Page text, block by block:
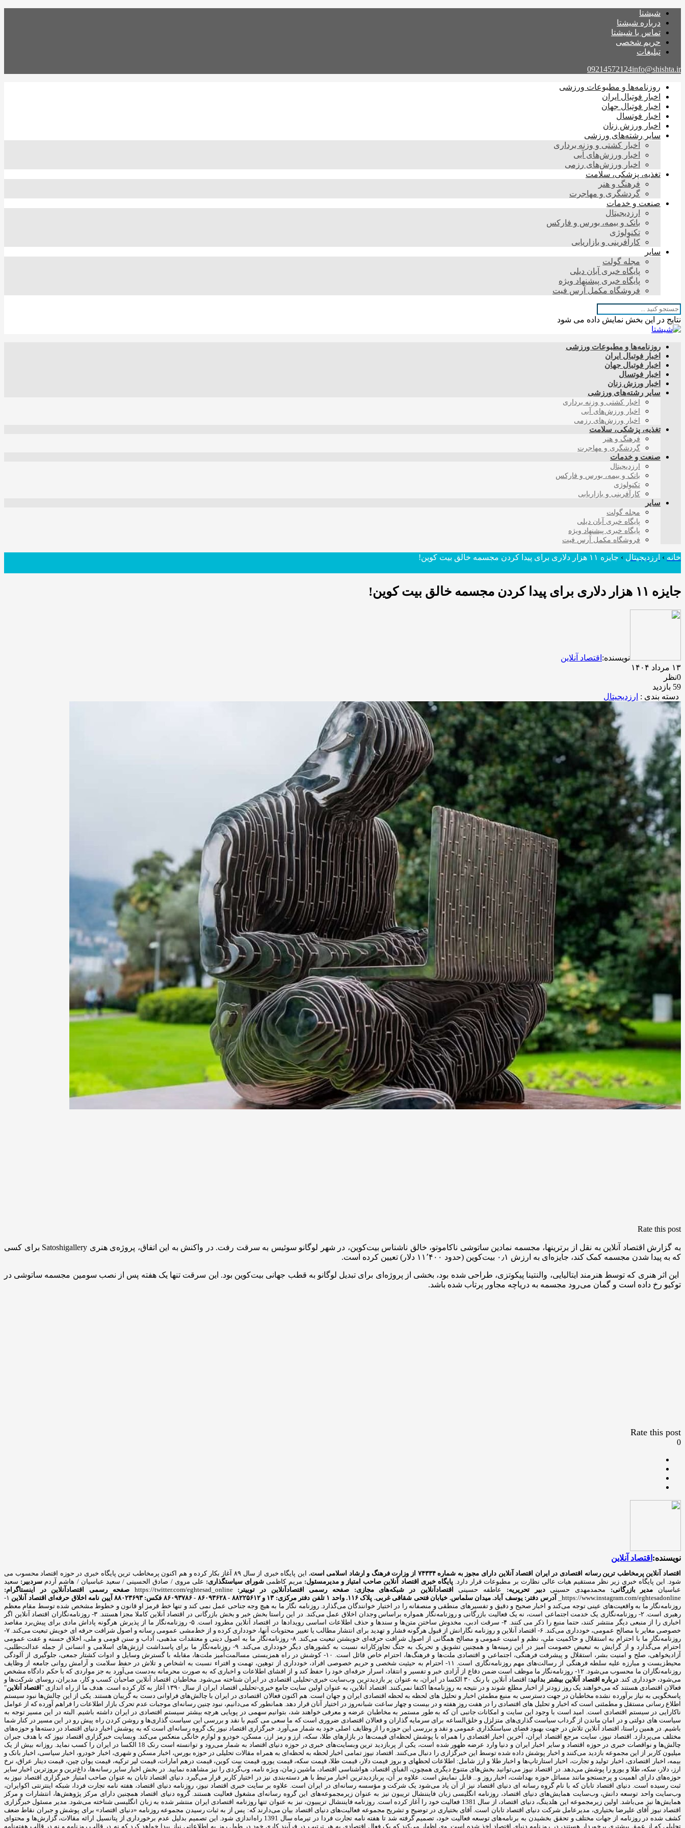
شیشتا
درباره شیشتا
تماس با شیشتا
حریم شخصی
تبلیغات
09214572124info@shishta.ir
روزنامه‌ها و مطبوعات ورزشی
اخبار فوتبال ایران
اخبار فوتبال جهان
اخبار فوتسال
اخبار ورزش زنان
سایر رشته‌های ورزشی
اخبار کشتی و وزنه برداری
اخبار ورزش‌های آبی
اخبار ورزش‌های رزمی
تغذیه، پزشکی، سلامت
فرهنگ و هنر
گردشگری و مهاجرت
صنعت و خدمات
ارزدیجیتال
بانک و بیمه، بورس و فارکس
تکنولوژی
کارآفرینی و بازاریابی
سایر
مجله گولت
پایگاه خبری آبان دیلی
پایگاه خبری پیشنهاد ویژه
فروشگاه مکمل آرس فیت
نتایج در این بخش نمایش داده می شود
روزنامه‌ها و مطبوعات ورزشی
اخبار فوتبال ایران
اخبار فوتبال جهان
اخبار فوتسال
اخبار ورزش زنان
سایر رشته‌های ورزشی
اخبار کشتی و وزنه برداری
اخبار ورزش‌های آبی
اخبار ورزش‌های رزمی
تغذیه، پزشکی، سلامت
فرهنگ و هنر
گردشگری و مهاجرت
صنعت و خدمات
ارزدیجیتال
بانک و بیمه، بورس و فارکس
تکنولوژی
کارآفرینی و بازاریابی
سایر
مجله گولت
پایگاه خبری آبان دیلی
پایگاه خبری پیشنهاد ویژه
فروشگاه مکمل آرس فیت
خانه › ارزدیجیتال › جایزه ۱۱ هزار دلاری برای پیدا کردن مجسمه خالق بیت کوین!
جایزه ۱۱ هزار دلاری برای پیدا کردن مجسمه خالق بیت کوین!
نویسنده: اقتصاد آنلاین
۱۳ مرداد ۱۴۰۴
0نظر
59 بازدید
دسته بندی : ارزدیجیتال
Rate this post
به گزارش اقتصاد آنلاین به نقل از برترینها، مجسمه نمادین ساتوشی ناکاموتو، خالق ناشناس بیت‌کوین، در شهر لوگانو سوئیس به سرقت رفت. در واکنش به این اتفاق، پروژه‌ی هنری Satoshigallery برای کسی
که به پیدا شدن مجسمه کمک کند، جایزه‌ای به ارزش ۰٫۱ بیت‌کوین (حدود ۱۱٬۴۰۰ دلار) تعیین کرده است.
این اثر هنری که توسط هنرمند ایتالیایی، والنتینا پیکوتزی، طراحی شده بود، بخشی از پروژه‌ای برای تبدیل لوگانو به قطب جهانی بیت‌کوین بود. این سرقت تنها یک هفته پس از نصب سومین مجسمه ساتوشی در
توکیو رخ داده است و گمان می‌رود مجسمه به دریاچه مجاور پرتاب شده باشد.
Rate this post
0
نویسنده: اقتصاد آنلاین
اقتصاد آنلاین پرمخاطب ترین رسانه اقتصادی در ایران اقتصاد آنلاین دارای مجوز به شماره ۷۴۳۳۴ از وزارت فرهنگ و ارشاد اسلامی است.
این پایگاه خبری از سال ۸۹ آغاز بکار کرده و هم اکنون پرمخاطب ترین پایگاه خبری در حوزه اقتصاد محسوب می
شود. این پایگاه خبری زیر نظر مستقیم هیات عالی نظارت بر مطبوعات قرار دارد. پایگاه خبری اقتصاد آنلاین صاحب امتیاز و مدیرمسئول: مریم کاظمی شورای سیاستگذاری: علی مروی / صادق الحسینی / سعید عباسیان / هاشم آردم سردبیر: سعید
عباسیان مدیر بازرگانی: محمدمهدی حسینیدبیر تحریریه: عاطفه حسینی اقتصادآنلاین در شبکه‌های مجازی: صفحه رسمی اقتصادآنلاین در توییتر:https://twitter.com/eghtesad_online
صفحه رسمی اقتصادآنلاین در اینستاگرام:
https://www.instagram.com/eghtesadonline_
آدرس دفتر: یوسف آباد. میدان سلماس. خیابان فتحی شقاقی غربی. پلاک ۱۱۶. واحد ۱ تلفن دفتر مرکزی: ۱۳ و ۸۸۲۲۵۶۱۲ - ۸۶۰۹۳۶۲۸ - ۸۶۰۹۳۷۸۶ فکس: ۸۸۰۲۳۶۹۳ آیین نامه اخلاق حرفه‌ای اقتصاد آنلاین
۱-
روزنامه‌نگار ما به واقعیت‌های عینی توجه می‌کند و اخبار صحیح و دقیق و تفسیرهای منطقی و منصفانه را در اختیار خوانندگان می‌گذارد. روزنامه نگار ما به هیچ وجه جناحی عمل نمی کند و تنها خط قرمز او قانون و خطوط مشخص شده توسط مقام معظم
رهبری است. ۲- روزنامه‌نگاری یک خدمت اجتماعی است، نه یک فعالیت بازرگانی و روزنامه‌نگار همواره براساس وجدان اخلاق عمل می‌کند. در این راستا بخش خبر و بخش بازرگانی در اقتصاد آنلاین کاملا مجزا هستند. ۳- روزنامه‌نگاران اقتصاد آنلاین اگر
اخباری را از منبعی دیگر منتشر کنند، حتما منبع را ذکر می کنند. ۴- سرقت ادبی، مخدوش ساختن متن‌ها و سندها و حذف اطلاعات اساسی رویدادها در اقتصاد آنلاین مطرود است. ۵- روزنامه‌نگار ما از پذیرش هرگونه پاداش مادی برای پیش‌برد مقاصد
خصوصی مغایر با مصالح عمومی، خودداری می‌کند. ۶- اقتصاد آنلاین و روزنامه نگارانش از قبول هرگونه فشار و تهدید برای انتشار مطالب یا تغییر محتویات آنها، خودداری کرده و از خط‌مشی عمومی رسانه و اصول شرافت حرفه ای خویش تبعیت می‌کند. ۷-
روزنامه‌نگار ما با احترام به استقلال و حاکمیت ملی، نظم و امنیت عمومی و مصالح همگانی از اصول شرافت حرفه‌ای خویشتن تبعیت می‌کند. ۸- روزنامه‌نگار ما به اصول دینی و معتقدات مذهبی، آداب و سنن قومی و ملی، اخلاق حسنه و عفت عمومی
احترام می‌گذارد و از گرایش به تبعیض خصومت آمیز در این زمینه‌ها و همچنین تشویق و تحریک به جنگ تجاوزکارانه نسبت به کشورهای دیگر خودداری می‌کند. ۹- روزنامه‌نگار ما برای پاسداشت ارزش‌های اسلامی و انسانی از جمله عدالت‌طلبی،
آزادیخواهی، صلح و امنیت بشر، استقلال و پیشرفت فرهنگی، اجتماعی و اقتصادی ملت‌ها و فرهنگ‌ها، احترام خاص قائل است. ۱۰- کوشش در راه همزیستی مسالمت‌آمیز ملت‌ها، مقابله با گسترش وسایل و ادوات کشتار جمعی، جلوگیری از آلودگی
محیط‌زیست و مبارزه علیه سلطه فرهنگی از رسالت‌های مهم روزنامه‌نگاری است. ۱۱- احترام به حیثیت شخصی و حریم خصوصی افراد، خودداری از توهین، تهمت و افتراء نسبت به اشخاص و تلاش در حفظ سلامت و آرامش روانی جامعه از وظایف
روزنامه‌نگاران ما محسوب می‌شود. ۱۲- روزنامه‌نگار ما موظف است ضمن دفاع از آزادی خبر و تفسیر و انتقاد، اسرار حرفه‌ای خود را حفظ کند و از افشای اطلاعات و اخباری که به صورت محرمانه به‌دست می‌آورد به جز مواردی که با حکم دادگاه مشخص
می‌شود، خودداری کند.درباره اقتصاد آنلاین بیشتر بدانید:
اقتصاد آنلاین با رنک ۳۰ الکسا در ایران، به عنوان پر بازدیدترین وب‌سایت خبری-تحلیلی اقتصادی در ایران شناخته می‌شود. مخاطبان اقتصاد آنلاین صاحبان کسب و کار، مدیران، روسای شرکت‌ها و
فعالان اقتصادی هستند که می‌خواهند یک روز زودتر از اخبار مطلع شوند و در نتیجه به روزنامه‌ها اکتفا نمی‌کنند. اقتصاد آنلاین، به عنوان اولین سایت جامع خبری-تحلیلی اقتصاد ایران از سال ۱۳۹۰ آغاز به کار کرده است. هدف ما از راه اندازی "
اقتصاد آنلاین"
پاسخگویی به نیاز برآورده نشده مخاطبان در جهت دسترسی به منبع مطمئن اخبار و تحلیل های لحظه به لحظه اقتصادی ایران و جهان است. هم اکنون فعالان اقتصادی در ایران با چالش‌های فراوانی دست به گریبان هستند. یکی از این چالش‌ها نبود سیستم
اطلاع رسانی مستقل و مطمئنی است که اخبار و تحلیل های اقتصادی را در هفت روز هفته و در بیست و چهار ساعت شبانه‌روز در اختیار آنان قرار دهد. همانطور که می‌دانیم، نبود چنین رسانه‌ای موجبات عدم تحرک بازار اطلاعات را فراهم آورده که از عوامل
ناکارایی در سیستم اقتصادی است. امید است با وجود این سایت و امکانات جانبی آن که به طور مستمر به مخاطبان عرضه و معرفی خواهند شد، بتوانیم سهمی در پویایی هرچه بیشتر سیستم اقتصادی در ایران داشته باشیم. البته در این مسیر توجه به
سیاست های دولتی و در امان ماندن از گرداب سیاست گذاری‌های متزلزل و خلق‌الساعه برای سرمایه گذاران و فعالان اقتصادی ضروری است که ما سعی می کنیم با نقد و بررسی این سیاست گذاری‌ها و روشن کردن راه پیش رو در این مسیر در کنار شما
باشیم. در همین راستا، اقتصاد آنلاین تلاش در جهت بهبود فضای سیاستگذاری عمومی و نقد و بررسی این حوزه را از وظایف اصلی خود به شمار می‌آورد. خبرگزاری اقتصاد نیوز یک گروه رسانه‌ای است که به پوشش اخبار دنیای اقتصاد در دسته‌ها و حوزه‌های
مختلف می‌پردازد. اقتصاد نیوز، سایت مرجع اقتصاد ایران، آخرین اخبار اقتصادی را همراه با پوشش لحظه‌ای قیمت‌ها در بازارهای طلا، سکه، ارز و رمز ارز، مسکن، خودرو و لوازم خانگی منعکس می‌کند. وبسایت خبرگزاری اقتصاد نیوز که با هدف جبران
چالش‌ها و نواقصات خبری در حوزه اقتصاد و سایر اخبار ایران و دنیا وارد عرضه ظهور شده است، یکی از پربازدید ترین وبسایت‌های خبری در حوزه دنیای اقتصاد به شمار می‌رود و توانسته است رنک 18 الکسا در ایران را کسب نماید. روزانه بیش از یک
میلیون کاربر از این مجموعه بازدید می‌کنند و اخبار پوشش داده شده توسط این خبرگزاری را دنبال می‌کنند. اقتصاد نیوز تمامی اخبار لحظه به لحظه‌ای به همراه مقالات تحلیلی در حوزه بورس، اخبار مسکن و شهری، اخبار خودرو، اخبار سیاسی، اخبار بانک و
بیمه، اخبار اقتصادی، اخبار تولید و تجارت، اخبار استارتاپ‌ها و اخبار طلا و ارز شامل: اطلاعات لحظهای و بروز قیمت دلار، قیمت طلا، قیمت سکه، قیمت یورو، قیمت بیت کوین، قیمت درهم امارات، قیمت لیر ترکیه، قیمت یوان چین، قیمت دینار عراق، نرخ
ارز، دلار، سکه، طلا و یورو را پوشش می‌دهد. در اقتصاد نیوز می‌توانید بخش‌های متنوع دیگری همچون، الفبای اقتصاد، هواشناسی اقتصاد، ماشین زمان، ویژه نامه، وب‌گردی را نیز مشاهده نمایید. در بخش اخبار سایر رسانه‌ها، داغ‌ترین و بروزترین اخبار سایر
حوزه‌های دارای اهمیت و پرجستجو مانند مسائل حوزه بهداشت، اخبار روز و... قابل نمایش است. علاوه بر آن، پربازدیدترین اخبار مرتبط با هر دسته‌بندی نیز در اختیار کاربر قرار می‌گیرد. دنیای اقتصاد تابان به عنوان صاحب امتیاز خبرگزاری اقتصاد نیوز به
ثبت رسیده است. دنیای اقتصاد تابان که با نام گروه رسانه ای دنیای اقتصاد نیز از آن یاد می‌شود یک شرکت و مؤسسه رسانه‌ای در ایران است. علاوه بر سایت خبری اقتصاد نیوز، روزنامه دنیای اقتصاد، هفته ‌نامه تجارت فردا، شبکه اینترنتی اکوایران،
وب‌سایت واحد توسعه دانش، وب‌سایت همایش‌های دنیای اقتصاد، روزنامه انگلیسی ‌زبان فایننشال تریبون نیز به عنوان زیرمجموعه‌های این گروه رسانه‌ای مشغول فعالیت هستند. گروه دنیای اقتصاد همچنین دارای مرکز پژوهش‌ها، انتشارات و مرکز
همایش‌ها نیز می‌باشد. اولین زیرمجموعه این هلدینگ، دنیای اقتصاد، از سال 1381 فعالیت خود را آغاز کرده است. روزنامه فایننشال تریبیون، نیز به عنوان تنها روزنامه اقتصادی ایران منتشر شده به زبان انگلیسی شناخته می‌شود. مدیر مسئول خبرگزاری
اقتصاد نیوز آقای علیرضا بختیاری، مدیرعامل شرکت دنیای اقتصاد تابان است. آقای بختیاری در توضیح و تشریح مجموعه فعالیت‌های دنیای اقتصاد بیان می‌دارند که: پس از به ثبات رسیدن مجموعه روزنامه «دنیای اقتصاد» برای پوشش و جبران نقاط ضعف
کشف شده در روزنامه از جهات مختلف و تحقق بخشیدن به برنامه‌های توسعه فعالیت خود، تصمیم گرفته شد تا هفته نامه تجارت فردا در تیرماه سال 1391 راه‌اندازی شود. این تصمیم بدلیل عدم برخورداری از پتانسیل ارائه مقالات، گزارش‌ها و محتوای
تحلیلی که از عمق بیشتری برخوردار هستند، در روزنامه دنیای اقتصاد اخذ شده است. وی اظهار می‌کند که یک فعال اقتصادی به هر ترتیب در فرآیند کاری خود در طول روز به اطلاعاتی نیاز پیدا خواهد کرد که نه در قالب روزنامه و نه در قالب هفته‌نامه